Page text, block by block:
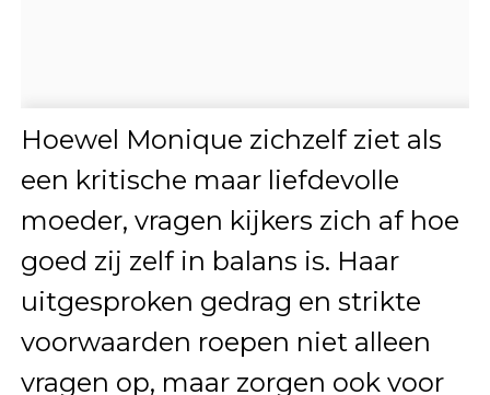
Hoewel Monique zichzelf ziet als
een kritische maar liefdevolle
moeder, vragen kijkers zich af hoe
goed zij zelf in balans is. Haar
uitgesproken gedrag en strikte
voorwaarden roepen niet alleen
vragen op, maar zorgen ook voor